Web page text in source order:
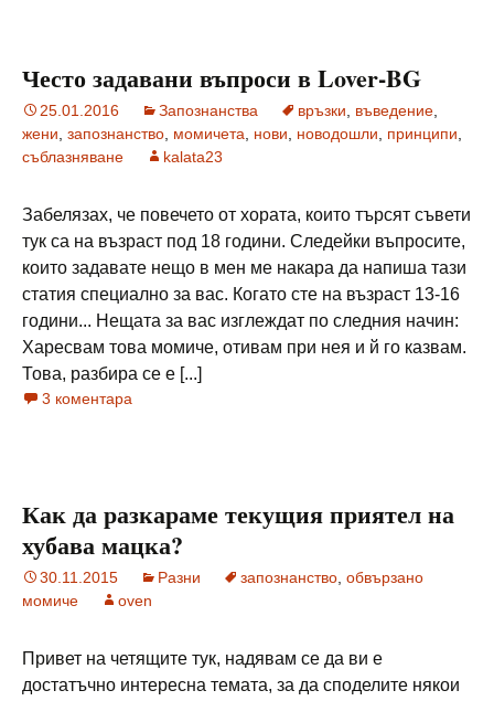
Често задавани въпроси в Lover-BG
25.01.2016 Запознанства връзки въведение
жени запознанство момичета нови новодошли принципи
съблазняване
kalata23
Забелязах, че повечето от хората, които търсят съвети
тук са на възраст под 18 години. Следейки въпросите,
които задавате нещо в мен ме накара да напиша тази
статия специално за вас. Когато сте на възраст 13-16
години... Нещата за вас изглеждат по следния начин:
Харесвам това момиче, отивам при нея и й го казвам.
Това, разбира се е [...]
3 коментара
Как да разкараме текущия приятел на
хубава мацка?
30.11.2015 Разни запознанство обвързано
момиче
oven
Привет на четящите тук, надявам се да ви е
достатъчно интересна темата, за да споделите някои